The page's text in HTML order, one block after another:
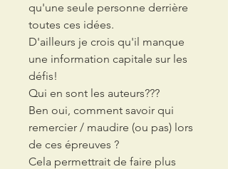
qu'une seule personne derrière
toutes ces idées.
D'ailleurs je crois qu'il manque
une information capitale sur les
défis!
Qui en sont les auteurs???
Ben oui, comment savoir qui
remercier / maudire (ou pas) lors
de ces épreuves ?
Cela permettrait de faire plus